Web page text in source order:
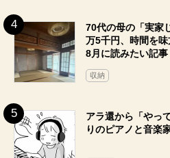
70代の母の「実家
万5千円、時間を
8月に読みたい記事
収納
アラ還から「やっ
りのピアノと音楽